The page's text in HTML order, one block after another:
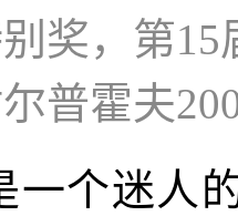
奖，第15
普霍夫
一个迷人